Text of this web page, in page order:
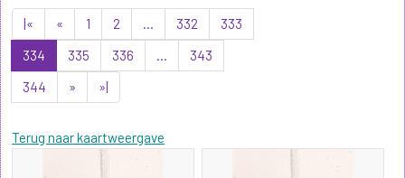
|« « 1 2 ... 332
333
334
335 336 ...
343
344
» »|
Terug naar kaartweergave